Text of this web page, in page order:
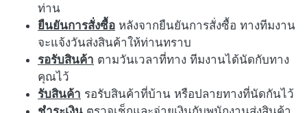
ท่าน
ยืนยันการสั่งซื้อ หลังจากยืนยันการสั่งซื้อ ทางทีมงาน
จะแจ้งวันส่งสินค้าให้ท่านทราบ
รอรับสินค้า ตามวันเวลาที่ทาง ทีมงานได้นัดกับทาง
คุณไว้
รับสินค้า รอรับสินค้าที่บ้าน หรือปลายทางที่นัดกันไว้